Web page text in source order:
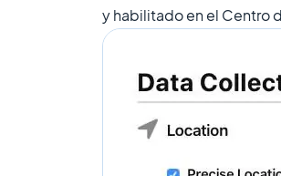
y habilitado en el Centro